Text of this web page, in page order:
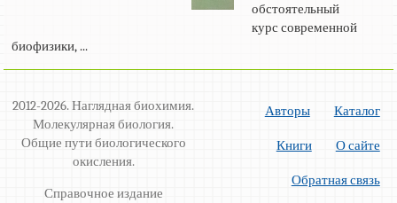
обстоятельный
курс современной
биофизики, ...
2012-2026. Наглядная биохимия.
Молекулярная биология.
Общие пути биологического
окисления.
Справочное издание
Авторы Каталог
Книги О сайте
Обратная связь